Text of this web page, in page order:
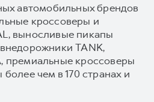
автомобильных брендов
кроссоверы и
выносливые пикапы
TANK,
премиальные кроссоверы
чем в 170 странах и